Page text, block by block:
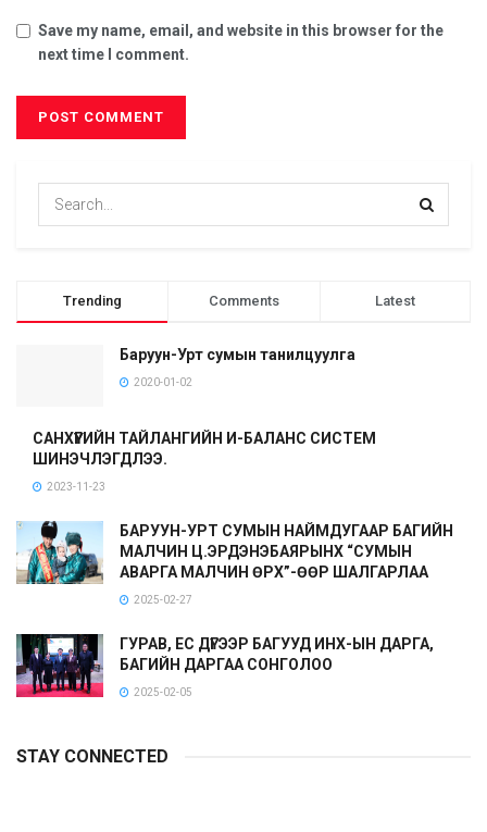
Save my name, email, and website in this browser for the
next time I comment.
Trending Comments Latest
Баруун-Урт сумын танилцуулга
2020-01-02
САНХҮҮГИЙН ТАЙЛАНГИЙН И-БАЛАНС СИСТЕМ
ШИНЭЧЛЭГДЛЭЭ.
2023-11-23
БАРУУН-УРТ СУМЫН НАЙМДУГААР БАГИЙН
МАЛЧИН Ц.ЭРДЭНЭБАЯРЫНХ “СУМЫН
АВАРГА МАЛЧИН ӨРХ”-ӨӨР ШАЛГАРЛАА
2025-02-27
ГУРАВ, ЕС ДҮГЭЭР БАГУУД ИНХ-ЫН ДАРГА,
БАГИЙН ДАРГАА СОНГОЛОО
2025-02-05
STAY CONNECTED